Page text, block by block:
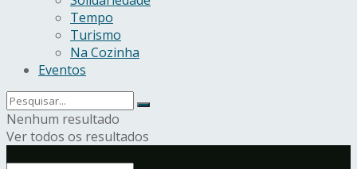
Tempo
Turismo
Na Cozinha
Eventos
Nenhum resultado
Ver todos os resultados